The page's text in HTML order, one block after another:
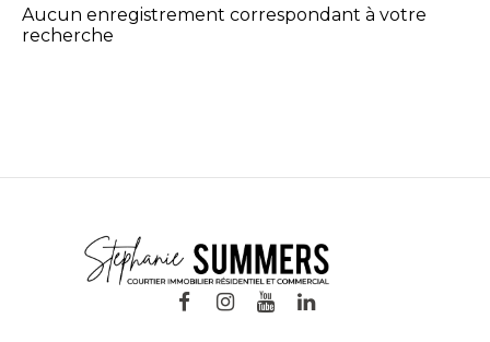
Aucun enregistrement correspondant à votre
recherche